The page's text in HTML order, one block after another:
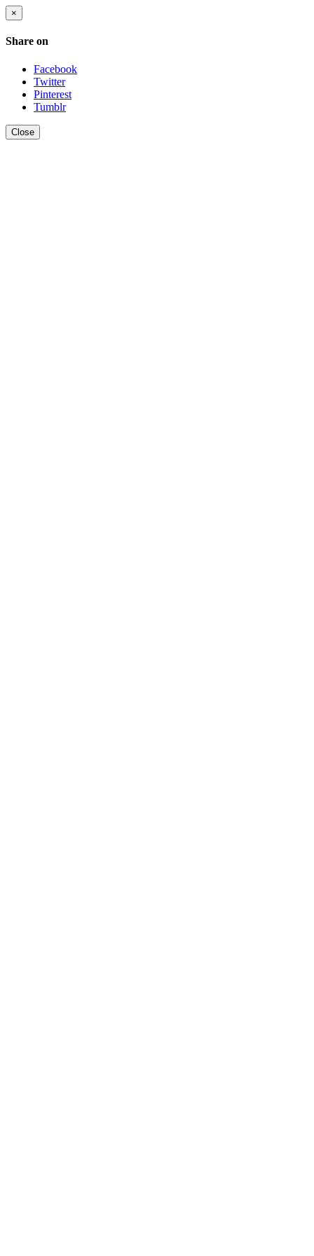
×
Share on
Facebook
Twitter
Pinterest
Tumblr
Close